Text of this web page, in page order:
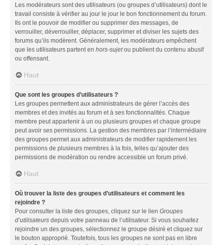
Les modérateurs sont des utilisateurs (ou groupes d’utilisateurs) dont le
travail consiste à vérifier au jour le jour le bon fonctionnement du forum.
Ils ont le pouvoir de modifier ou supprimer des messages, de
verrouiller, déverrouiller, déplacer, supprimer et diviser les sujets des
forums qu’ils modèrent. Généralement, les modérateurs empêchent
que les utilisateurs partent en hors-sujetou publient du contenu abusif
ou offensant.
Haut
Que sont les groupes d’utilisateurs ?
Les groupes permettent aux administrateurs de gérer l’accès des
membres et des invités au forum et à ses fonctionnalités. Chaque
membre peut appartenir à un ou plusieurs groupes et chaque groupe
peut avoir ses permissions. La gestion des membres par l’intermédiaire
des groupes permet aux administrateurs de modifier rapidement les
permissions de plusieurs membres à la fois, telles qu’ajouter des
permissions de modération ou rendre accessible un forum privé.
Haut
Où trouver la liste des groupes d’utilisateurs et comment les
rejoindre ?
Pour consulter la liste des groupes, cliquez sur le lien Groupes
d’utilisateurs depuis votre panneau de l’utilisateur. Si vous souhaitez
rejoindre un des groupes, sélectionnez le groupe désiré et cliquez sur
le bouton approprié. Toutefois, tous les groupes ne sont pas en libre